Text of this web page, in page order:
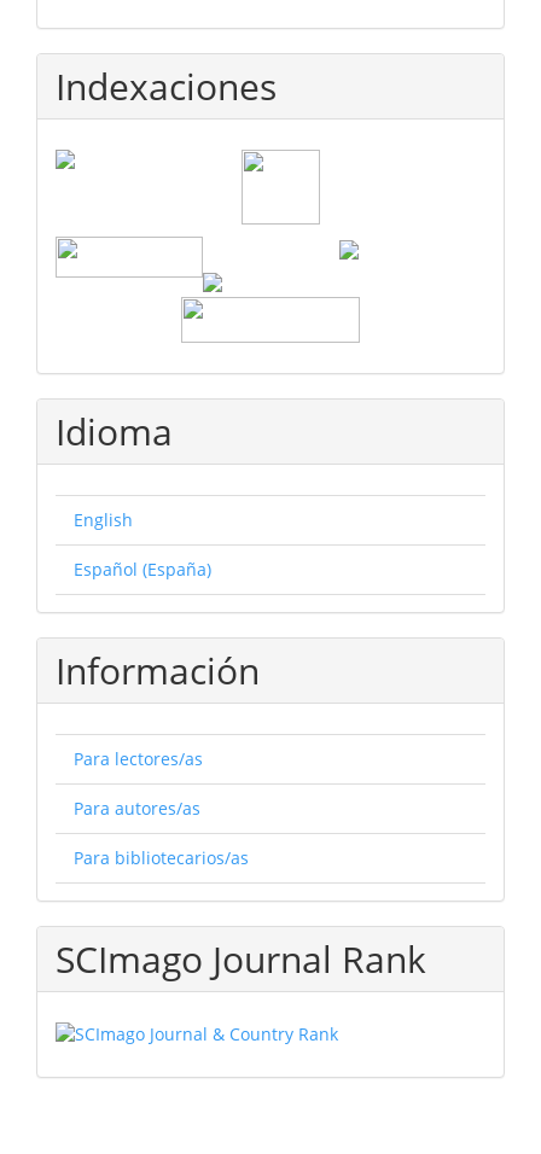
Indexaciones
Idioma
English
Español (España)
Información
Para lectores/as
Para autores/as
Para bibliotecarios/as
SCImago Journal Rank